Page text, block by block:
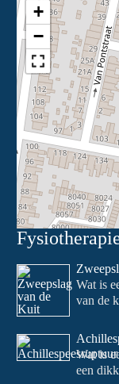
+
−
Wat is
van de
Wat is
een